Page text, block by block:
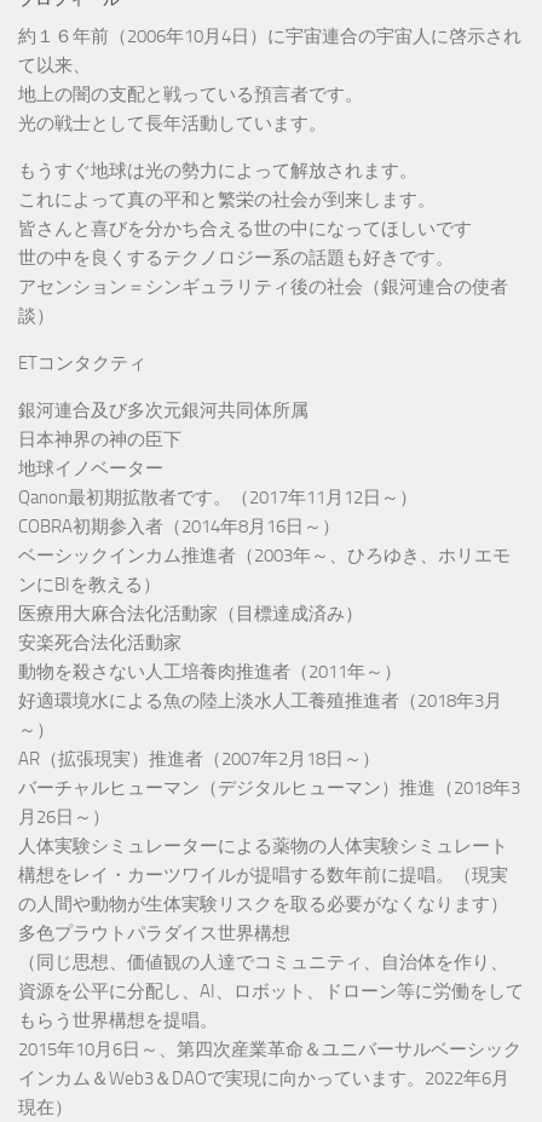
約１６年前（2006年10月4日）に宇宙連合の宇宙人に啓示され
て以来、
地上の闇の支配と戦っている預言者です。
光の戦士として長年活動しています。
もうすぐ地球は光の勢力によって解放されます。
これによって真の平和と繁栄の社会が到来します。
皆さんと喜びを分かち合える世の中になってほしいです
世の中を良くするテクノロジー系の話題も好きです。
アセンション＝シンギュラリティ後の社会（銀河連合の使者
談）
ETコンタクティ
銀河連合及び多次元銀河共同体所属
日本神界の神の臣下
地球イノベーター
Qanon最初期拡散者です。（2017年11月12日～）
COBRA初期参入者（2014年8月16日～）
ベーシックインカム推進者（2003年～、ひろゆき、ホリエモ
ンにBIを教える）
医療用大麻合法化活動家（目標達成済み）
安楽死合法化活動家
動物を殺さない人工培養肉推進者（2011年～）
好適環境水による魚の陸上淡水人工養殖推進者（2018年3月
～）
AR（拡張現実）推進者（2007年2月18日～）
バーチャルヒューマン（デジタルヒューマン）推進（2018年3
月26日～）
人体実験シミュレーターによる薬物の人体実験シミュレート
構想をレイ・カーツワイルが提唱する数年前に提唱。（現実
の人間や動物が生体実験リスクを取る必要がなくなります）
多色プラウトパラダイス世界構想
（同じ思想、価値観の人達でコミュニティ、自治体を作り、
資源を公平に分配し、AI、ロボット、ドローン等に労働をして
もらう世界構想を提唱。
2015年10月6日～、第四次産業革命＆ユニバーサルベーシック
インカム＆Web3＆DAOで実現に向かっています。2022年6月
現在）